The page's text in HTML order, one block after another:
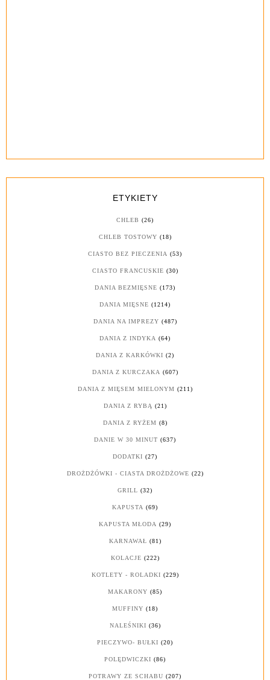
ETYKIETY
CHLEB (26)
CHLEB TOSTOWY (18)
CIASTO BEZ PIECZENIA (53)
CIASTO FRANCUSKIE (30)
DANIA BEZMIĘSNE (173)
DANIA MIĘSNE (1214)
DANIA NA IMPREZY (487)
DANIA Z INDYKA (64)
DANIA Z KARKÓWKI (2)
DANIA Z KURCZAKA (607)
DANIA Z MIĘSEM MIELONYM (211)
DANIA Z RYBĄ (21)
DANIA Z RYŻEM (8)
DANIE W 30 MINUT (637)
DODATKI (27)
DROŻDŻÓWKI - CIASTA DROŻDŻOWE (22)
GRILL (32)
KAPUSTA (69)
KAPUSTA MŁODA (29)
KARNAWAŁ (81)
KOLACJE (222)
KOTLETY - ROLADKI (229)
MAKARONY (85)
MUFFINY (18)
NALEŚNIKI (36)
PIECZYWO- BUŁKI (20)
POLĘDWICZKI (86)
POTRAWY ZE SCHABU (207)